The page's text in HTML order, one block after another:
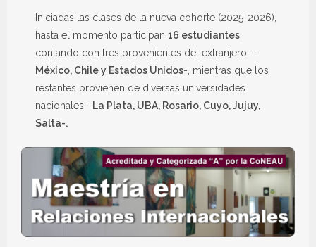
Iniciadas las clases de la nueva cohorte (2025-2026),
hasta el momento participan 16 estudiantes
contando con tres provenientes del extranjero –
México, Chile y Estados Unidos-, mientras que los
restantes provienen de diversas universidades
nacionales –La Plata, UBA, Rosario, Cuyo, Jujuy,
Salta-.